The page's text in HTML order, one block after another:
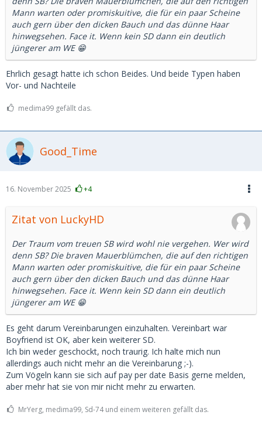
Mann warten oder promiskuitive, die für ein paar Scheine
auch gern über den dicken Bauch und das dünne Haar
hinwegsehen. Face it. Wenn kein SD dann ein deutlich
jüngerer am WE 😁
Ehrlich gesagt hatte ich schon Beides. Und beide Typen haben
Vor- und Nachteile
medima99 gefällt das.
Good_Time
16. November 2025 +4
Zitat von LuckyHD
Der Traum vom treuen SB wird wohl nie vergehen. Wer wird
denn SB? Die braven Mauerblümchen, die auf den richtigen
Mann warten oder promiskuitive, die für ein paar Scheine
auch gern über den dicken Bauch und das dünne Haar
hinwegsehen. Face it. Wenn kein SD dann ein deutlich
jüngerer am WE 😁
Es geht darum Vereinbarungen einzuhalten. Vereinbart war
Boyfriend ist OK, aber kein weiterer SD.
Ich bin weder geschockt, noch traurig. Ich halte mich nun
allerdings auch nicht mehr an die Vereinbarung ;-).
Zum Vögeln kann sie sich auf pay per date Basis gerne melden,
aber mehr hat sie von mir nicht mehr zu erwarten.
MrYerg, medima99, Sd-74 und einem weiteren gefällt das.